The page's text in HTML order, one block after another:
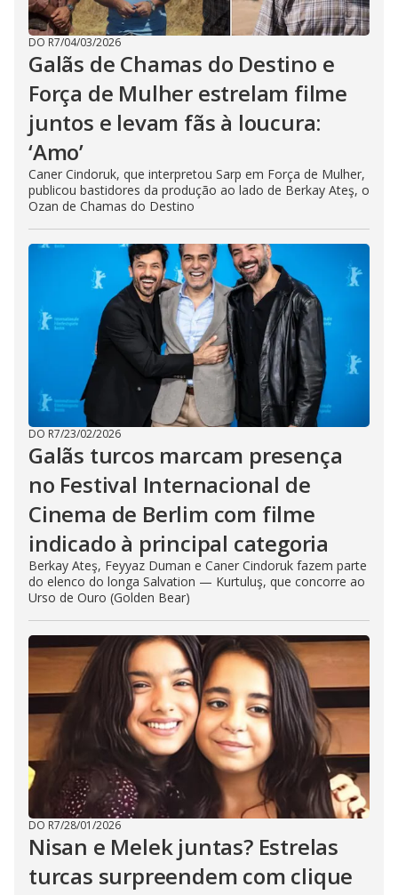
DO R7/04/03/2026
Galãs de Chamas do Destino e
Força de Mulher estrelam filme
juntos e levam fãs à loucura:
‘Amo’
Caner Cindoruk, que interpretou Sarp em Força de Mulher,
publicou bastidores da produção ao lado de Berkay Ateş, o
Ozan de Chamas do Destino
DO R7/23/02/2026
Galãs turcos marcam presença
no Festival Internacional de
Cinema de Berlim com filme
indicado à principal categoria
Berkay Ateş, Feyyaz Duman e Caner Cindoruk fazem parte
do elenco do longa Salvation — Kurtuluş, que concorre ao
Urso de Ouro (Golden Bear)
DO R7/28/01/2026
Nisan e Melek juntas? Estrelas
turcas surpreendem com clique